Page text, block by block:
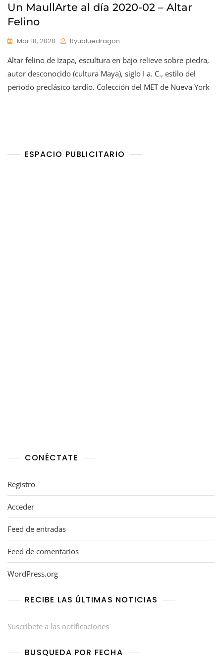
Un MaullArte al día 2020-02 – Altar
Felino
Mar 18, 2020 Ryubluedragon
Altar felino de Izapa, escultura en bajo relieve sobre piedra,
autor desconocido (cultura Maya), siglo I a. C., estilo del
periodo preclásico tardío. Colección del MET de Nueva York
ESPACIO PUBLICITARIO
CONÉCTATE
Registro
Acceder
Feed de entradas
Feed de comentarios
WordPress.org
RECIBE LAS ÚLTIMAS NOTICIAS
Suscríbete a las notificaciones
BUSQUEDA POR FECHA